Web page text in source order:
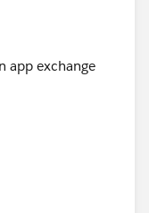
app exchange